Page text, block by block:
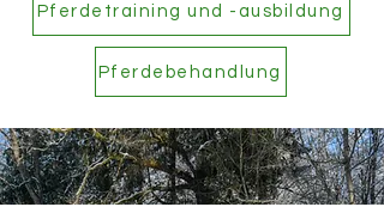
Pferdetraining und -ausbildung
Pferdebehandlung